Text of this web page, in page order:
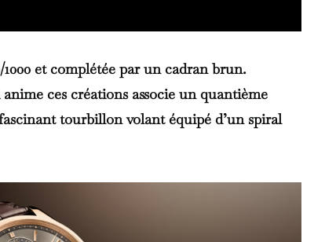
et complétée par un cadran brun.
ces créations associe un quantième
tourbillon volant équipé d’un spiral